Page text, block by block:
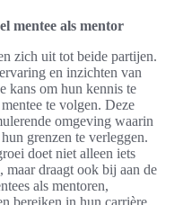
mentee als mentor
zich uit tot beide partijen.
en inzichten van
kans om hun kennis te
te volgen. Deze
omgeving waarin
grenzen te verleggen.
doet niet alleen iets
draagt ook bij aan de
als mentoren,
bereiken in hun carrière.